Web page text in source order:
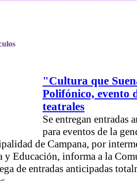
"Cultura que
Polifónico, evento
teatrales
Se entregan entradas
para eventos de la
de Campana, por
y Educación, informa a la
de entradas anticipadas